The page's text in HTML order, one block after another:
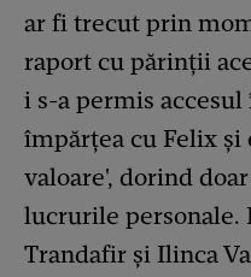
ar fi trecut prin
raport cu părinții
i s-a permis
împărțea cu Felix și
valoare', dorind
lucrurile personale.
Trandafir și Ilinca